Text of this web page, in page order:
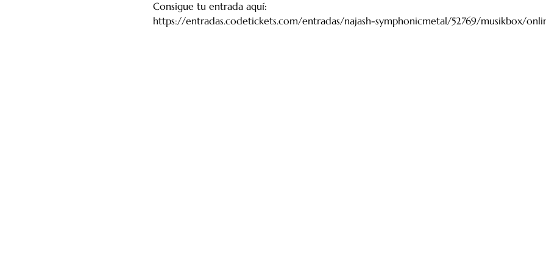
Consigue tu entrada aquí:
https://entradas.codetickets.com/entradas/najash-symphonicmetal/52769/musikbox/